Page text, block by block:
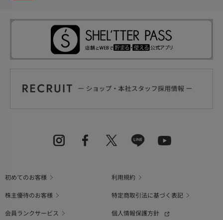
初めてのお客様
利用規約
株主優待のお客様
特定商取引法に基づく表記
会員ランクサービス
個人情報保護方針